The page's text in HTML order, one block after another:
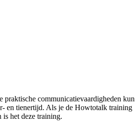
communicatievaardigheden kun
en tienertijd. Als je de Howtotalk training
het deze training.